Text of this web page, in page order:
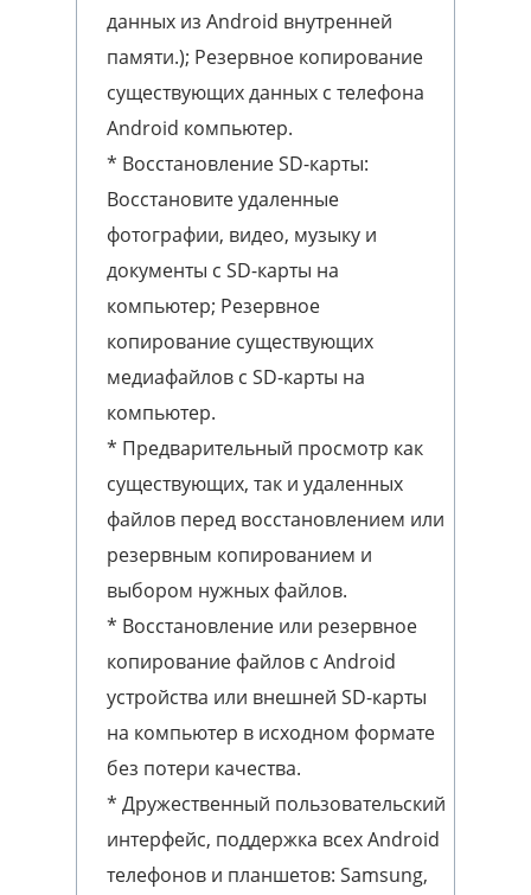
данных из Android внутренней
памяти.); Резервное копирование
существующих данных с телефона
Android компьютер.
* Восстановление SD-карты:
Восстановите удаленные
фотографии, видео, музыку и
документы с SD-карты на
компьютер; Резервное
копирование существующих
медиафайлов с SD-карты на
компьютер.
* Предварительный просмотр как
существующих, так и удаленных
файлов перед восстановлением или
резервным копированием и
выбором нужных файлов.
* Восстановление или резервное
копирование файлов с Android
устройства или внешней SD-карты
на компьютер в исходном формате
без потери качества.
* Дружественный пользовательский
интерфейс, поддержка всех Android
телефонов и планшетов: Samsung,